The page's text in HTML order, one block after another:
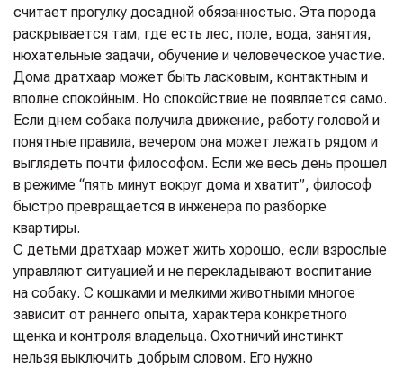
считает прогулку досадной обязанностью. Эта порода
раскрывается там, где есть лес, поле, вода, занятия,
нюхательные задачи, обучение и человеческое участие.
Дома дратхаар может быть ласковым, контактным и
вполне спокойным. Но спокойствие не появляется само.
Если днем собака получила движение, работу головой и
понятные правила, вечером она может лежать рядом и
выглядеть почти философом. Если же весь день прошел
в режиме “пять минут вокруг дома и хватит”, философ
быстро превращается в инженера по разборке
квартиры.
С детьми дратхаар может жить хорошо, если взрослые
управляют ситуацией и не перекладывают воспитание
на собаку. С кошками и мелкими животными многое
зависит от раннего опыта, характера конкретного
щенка и контроля владельца. Охотничий инстинкт
нельзя выключить добрым словом. Его нужно